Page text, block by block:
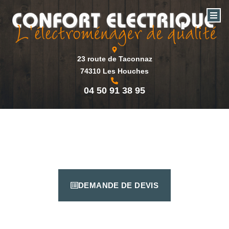
23 route de Taconnaz
74310 Les Houches
04 50 91 38 95
DEMANDE DE DEVIS